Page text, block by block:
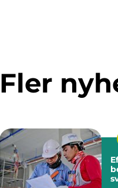
Fler